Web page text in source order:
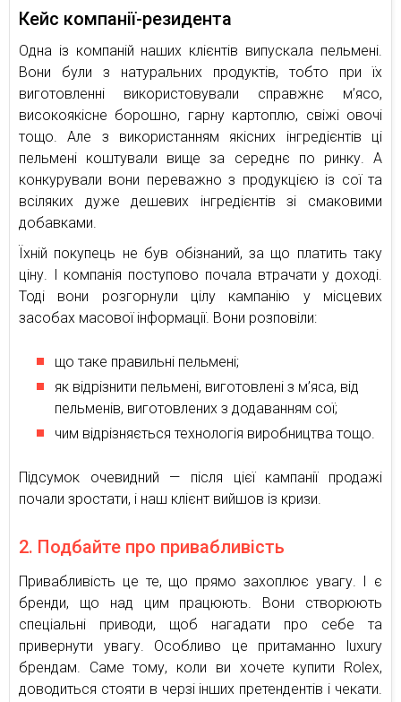
Кейс компанії-резидента
Одна із компаній наших клієнтів випускала пельмені.
Вони були з натуральних продуктів, тобто при їх
виготовленні використовували справжнє м’ясо,
високоякісне борошно, гарну картоплю, свіжі овочі
тощо. Але з використанням якісних інгредієнтів ці
пельмені коштували вище за середнє по ринку. А
конкурували вони переважно з продукцією із сої та
всіляких дуже дешевих інгредієнтів зі смаковими
добавками.
Їхній покупець не був обізнаний, за що платить таку
ціну. І компанія поступово почала втрачати у доході.
Тоді вони розгорнули цілу кампанію у місцевих
засобах масової інформації. Вони розповіли:
що таке правильні пельмені;
як відрізнити пельмені, виготовлені з м’яса, від
пельменів, виготовлених з додаванням сої;
чим відрізняється технологія виробництва тощо.
Підсумок очевидний — після цієї кампанії продажі
почали зростати, і наш клієнт вийшов із кризи.
2. Подбайте про привабливість
Привабливість це те, що прямо захоплює увагу. І є
бренди, що над цим працюють. Вони створюють
спеціальні приводи, щоб нагадати про себе та
привернути увагу. Особливо це притаманно luxury
брендам. Саме тому, коли ви хочете купити Rolex,
доводиться стояти в черзі інших претендентів і чекати.